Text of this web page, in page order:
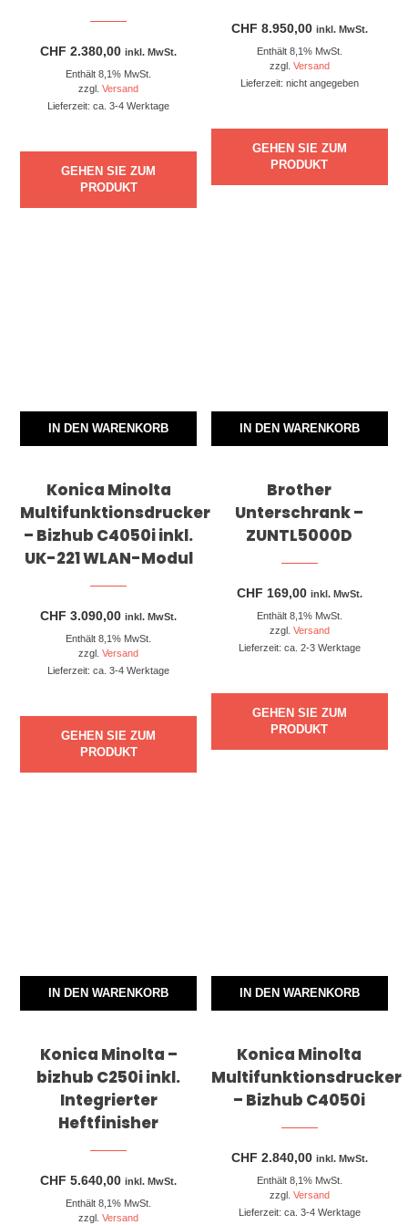
CHF 2.380,00 inkl. MwSt.
Enthält 8,1% MwSt.
zzgl.Versand
Lieferzeit: ca. 3-4 Werktage
GEHEN SIE ZUM
PRODUKT
CHF 8.950,00 inkl. MwSt.
Enthält 8,1% MwSt.
zzgl. Versand
Lieferzeit: nicht angegeben
GEHEN SIE ZUM
PRODUKT
IN DEN WARENKORB
Konica Minolta
Multifunktionsdrucker
– Bizhub C4050i inkl.
UK-221 WLAN-Modul
CHF 3.090,00 inkl. MwSt.
Enthält 8,1% MwSt.
zzgl.Versand
Lieferzeit: ca. 3-4 Werktage
GEHEN SIE ZUM
PRODUKT
IN DEN WARENKORB
Brother
Unterschrank –
ZUNTL5000D
CHF 169,00 inkl. MwSt.
Enthält 8,1% MwSt.
zzgl. Versand
Lieferzeit: ca. 2-3 Werktage
GEHEN SIE ZUM
PRODUKT
IN DEN WARENKORB
Konica Minolta –
bizhub C250i inkl.
Integrierter
Heftfinisher
CHF 5.640,00 inkl. MwSt.
Enthält 8,1% MwSt.
zzgl.Versand
IN DEN WARENKORB
Konica Minolta
Multifunktionsdrucker
– Bizhub C4050i
CHF 2.840,00 inkl. MwSt.
Enthält 8,1% MwSt.
zzgl. Versand
Lieferzeit: ca. 3-4 Werktage